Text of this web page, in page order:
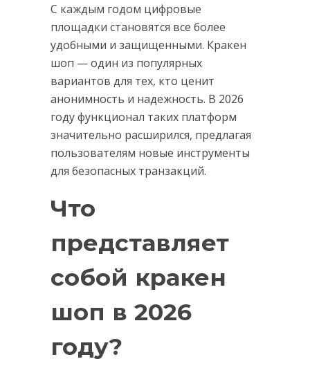
С каждым годом цифровые
площадки становятся все более
удобными и защищенными. Кракен
шоп — один из популярных
вариантов для тех, кто ценит
анонимность и надежность. В 2026
году функционал таких платформ
значительно расширился, предлагая
пользователям новые инструменты
для безопасных транзакций.
Что
представляет
собой кракен
шоп в 2026
году?